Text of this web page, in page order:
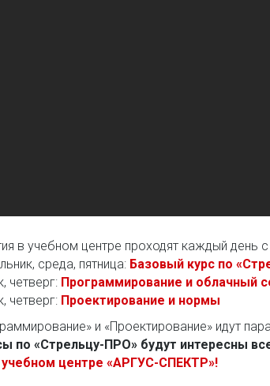
в учебном центре проходят каждый день
среда, пятница: Базовый курс по
четверг: Программирование и облачный
четверг: Проектирование и нормы
и «Проектирование» идут
по «Стрельцу-ПРО» будут интересны
учебном центре «АРГУС-СПЕКТР»!